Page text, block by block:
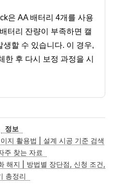
은 AA 배터리 4개를 사용
터리 잔량이 부족하면 캘
생할 수 있습니다. 이 경우,
한 후 다시 보정 과정을 시
카
테
고
리
정보
지 활용법 | 설계 시공 기준 검색
주 찾는 자료
해지 | 방법별 장단점, 신청 조건,
총정리